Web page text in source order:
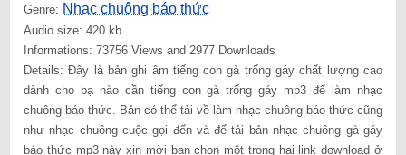
Genre: Nhạc chuông báo thức
Audio size: 420 kb
Informations: 73756 Views and 2977 Downloads
Details: Đây là bản ghi âm tiếng con gà trống gáy chất lượng cao
dành cho bạ nào cần tiếng con gà trống gáy mp3 để làm nhạc
chuông báo thức. Bản có thể tải về làm nhạc chuông báo thức cũng
như nhạc chuông cuộc gọi đến và để tải bản nhạc chuông gà gáy
báo thức mp3 này xin mời bạn chọn một trong hai link download ở